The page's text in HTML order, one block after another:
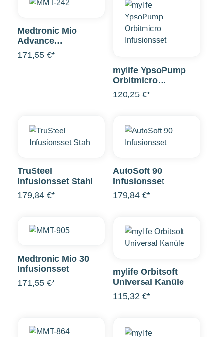
Medtronic Mio
Advance
Infusionsset
171,55 €*
mylife YpsoPump
Orbitmicro
Infusionsset
120,25 €*
TruSteel
Infusionsset Stahl
179,84 €*
AutoSoft 90
Infusionsset
179,84 €*
Medtronic Mio 30
Infusionsset
171,55 €*
mylife Orbitsoft
Universal Kanüle
115,32 €*